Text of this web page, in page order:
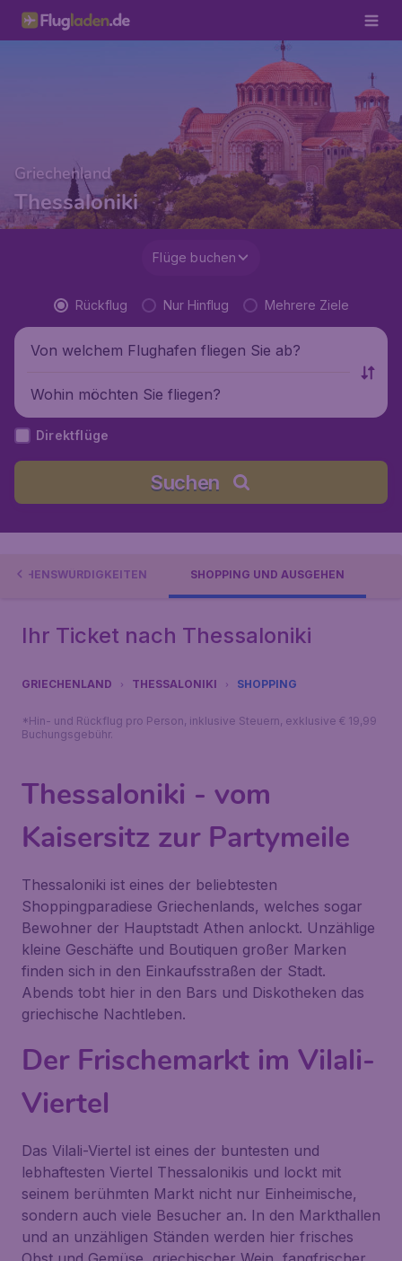
Griechenland
Thessaloniki
Flüge buchen
Rückflug Nur Hinflug Mehrere Ziele
Von welchem Flughafen fliegen Sie ab?
Wohin möchten Sie fliegen?
Direktflüge
Suchen
SEHENSWÜRDIGKEITEN SHOPPING UND AUSGEHEN
Ihr Ticket nach Thessaloniki
GRIECHENLAND THESSALONIKI SHOPPING
*Hin- und Rückflug pro Person, inklusive Steuern, exklusive € 19,99
Buchungsgebühr.
Thessaloniki - vom
Kaisersitz zur Partymeile
Thessaloniki ist eines der beliebtesten
Shoppingparadiese Griechenlands, welches sogar
Bewohner der Hauptstadt Athen anlockt. Unzählige
kleine Geschäfte und Boutiquen großer Marken
finden sich in den Einkaufsstraßen der Stadt.
Abends tobt hier in den Bars und Diskotheken das
griechische Nachtleben.
Der Frischemarkt im Vilali-
Viertel
Das Vilali-Viertel ist eines der buntesten und
lebhaftesten Viertel Thessalonikis und lockt mit
seinem berühmten Markt nicht nur Einheimische,
sondern auch viele Besucher an. In den Markthallen
und an unzähligen Ständen werden hier frisches